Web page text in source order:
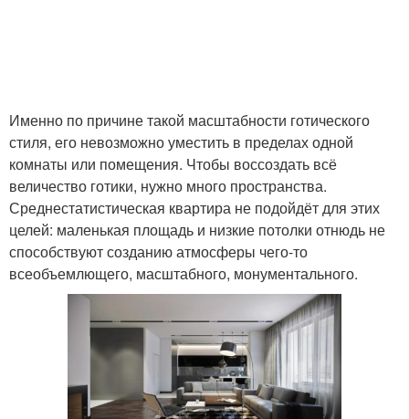
Именно по причине такой масштабности готического
стиля, его невозможно уместить в пределах одной
комнаты или помещения. Чтобы воссоздать всё
величество готики, нужно много пространства.
Среднестатистическая квартира не подойдёт для этих
целей: маленькая площадь и низкие потолки отнюдь не
способствуют созданию атмосферы чего-то
всеобъемлющего, масштабного, монументального.